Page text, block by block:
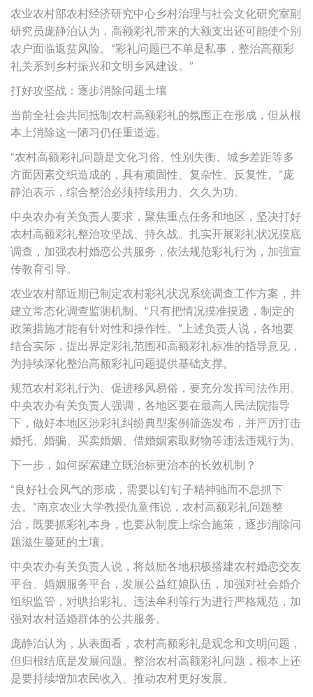
农业农村部农村经济研究中心乡村治理与社会文化研究室副
研究员庞静泊认为，高额彩礼带来的大额支出还可能使个别
农户面临返贫风险。“彩礼问题已不单是私事，整治高额彩
礼关系到乡村振兴和文明乡风建设。”
打好攻坚战：逐步消除问题土壤
当前全社会共同抵制农村高额彩礼的氛围正在形成，但从根
本上消除这一陋习仍任重道远。
“农村高额彩礼问题是文化习俗、性别失衡、城乡差距等多
方面因素交织造成的，具有顽固性、复杂性、反复性。”庞
静泊表示，综合整治必须持续用力、久久为功。
中央农办有关负责人要求，聚焦重点任务和地区，坚决打好
农村高额彩礼整治攻坚战、持久战。扎实开展彩礼状况摸底
调查，加强农村婚恋公共服务，依法规范彩礼行为，加强宣
传教育引导。
农业农村部近期已制定农村彩礼状况系统调查工作方案，并
建立常态化调查监测机制。“只有把情况摸准摸透，制定的
政策措施才能有针对性和操作性。”上述负责人说，各地要
结合实际，提出界定彩礼范围和高额彩礼标准的指导意见，
为持续深化整治高额彩礼问题提供基础支撑。
规范农村彩礼行为、促进移风易俗，要充分发挥司法作用。
中央农办有关负责人强调，各地区要在最高人民法院指导
下，做好本地区涉彩礼纠纷典型案例筛选发布，并严厉打击
婚托、婚骗、买卖婚姻、借婚姻索取财物等违法违规行为。
下一步，如何探索建立既治标更治本的长效机制？
“良好社会风气的形成，需要以钉钉子精神驰而不息抓下
去。”南京农业大学教授仇童伟说，农村高额彩礼问题整
治，既要抓彩礼本身，也要从制度上综合施策，逐步消除问
题滋生蔓延的土壤。
中央农办有关负责人说，将鼓励各地积极搭建农村婚恋交友
平台、婚姻服务平台，发展公益红娘队伍，加强对社会婚介
组织监管，对哄抬彩礼、违法牟利等行为进行严格规范，加
强对农村适婚群体的公共服务。
庞静泊认为，从表面看，农村高额彩礼是观念和文明问题，
但归根结底是发展问题。整治农村高额彩礼问题，根本上还
是要持续增加农民收入、推动农村更好发展。